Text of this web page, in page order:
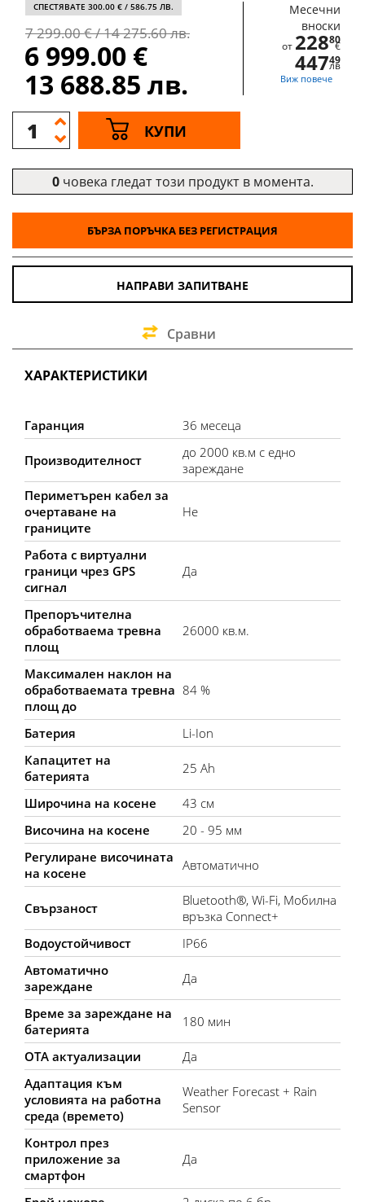
6 999.00 €
13 688.85 лв.
СПЕСТЯВАТЕ 300.00 € / 586.75 ЛВ.
7 299.00 € / 14 275.60 лв.
Месечни
вноски
от 22880
€
44749
лв
Виж повече
КУПИ
0човека гледат този продукт в момента.
БЪРЗА ПОРЪЧКА БЕЗ РЕГИСТРАЦИЯ
НАПРАВИ ЗАПИТВАНЕ
Сравни
ХАРАКТЕРИСТИКИ
Гаранция 36 месеца
Производителност
до 2000 кв.м с едно
зареждане
Периметърен кабел за
очертаване на
границите
Не
Работа с виртуални
граници чрез GPS
сигнал
Да
Препоръчителна
обработваема тревна
площ
26000 кв.м.
Максимален наклон на
обработваемата тревна
площ до
84 %
Батерия
Li-Ion
Капацитет на
батерията
25 Ah
Широчина на косене
43 см
Височина на косене
20 - 95 мм
Регулиране височината
на косене
Автоматично
Свързаност
Bluetooth®, Wi-Fi, Мобилна
връзка Connect+
Водоустойчивост
IP66
Автоматично
зареждане
Да
Време за зареждане на
батерията
180 мин
OTA актуализации
Да
Адаптация към
условията на работна
среда (времето)
Weather Forecast + Rain
Sensor
Контрол през
приложение за
смартфон
Да